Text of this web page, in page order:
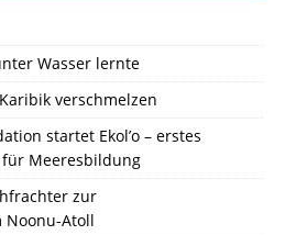
Wasser lernte
verschmelzen
startet Ekol’o – erstes
Meeresbildung
zur
Noonu-Atoll